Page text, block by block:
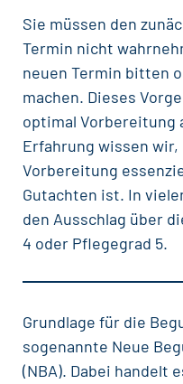
Sie müssen den
Termin nicht
neuen Termin bitten
machen. Dieses
optimal Vorbereitung
Erfahrung wissen
Vorbereitung
Gutachten ist. In
den Ausschlag über
4 oder Pflegegrad 5.
Grundlage für die
sogenannte Neue
(NBA). Dabei handelt